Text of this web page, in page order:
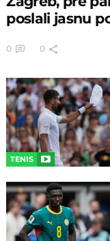
poslali jasnu
0 0
TENIS